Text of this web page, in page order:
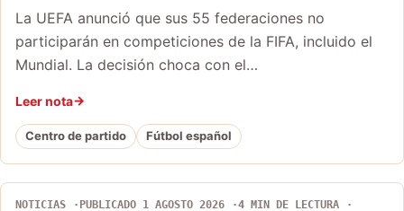
La UEFA anunció que sus 55 federaciones no
participarán en competiciones de la FIFA, incluido el
Mundial. La decisión choca con el…
Leer nota
Centro de partido Fútbol español
NOTICIAS PUBLICADO 1 AGOSTO 2026
4 MIN DE LECTURA